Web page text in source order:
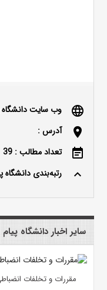
language وب سایت دانشگاه
location_on آدرس :
event_note تعداد مطالب : 39
keyboard_arrow_up رتبه‌بندی دانشگاه
سایر اخبار دانشگاه
مقررات و تخلفات